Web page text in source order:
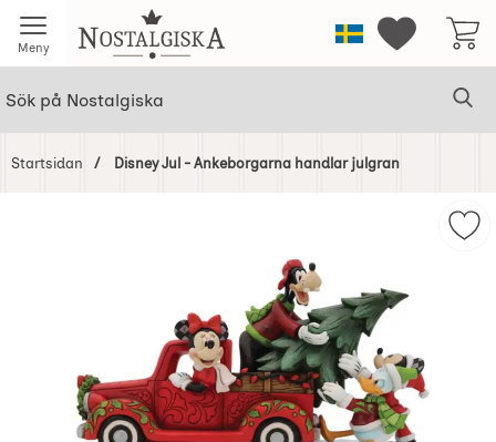
Meny Startsidan för NostalgiskaSverigeMina
Startsidan Disney Jul - Ankeborgarna handlar julgran